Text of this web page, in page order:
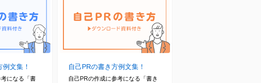
文集！
になる「書
自己PRの書き方例文集！
自己PRの作成に参考になる「書き